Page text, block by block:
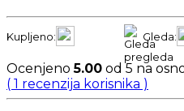
Kupljeno: Gleda:
Ocenjeno5.00 od 5 na
( 1 recenzija korisnika )